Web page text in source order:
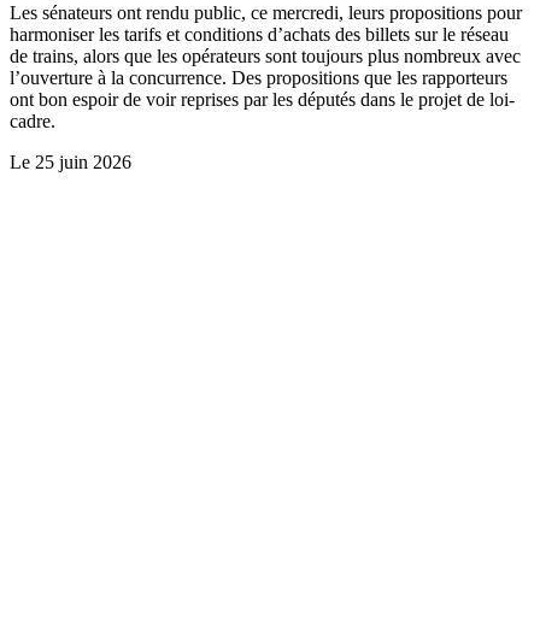
Les sénateurs ont rendu public, ce mercredi, leurs propositions pour
harmoniser les tarifs et conditions d’achats des billets sur le réseau
de trains, alors que les opérateurs sont toujours plus nombreux avec
l’ouverture à la concurrence. Des propositions que les rapporteurs
ont bon espoir de voir reprises par les députés dans le projet de loi-
cadre.
Le 25 juin 2026